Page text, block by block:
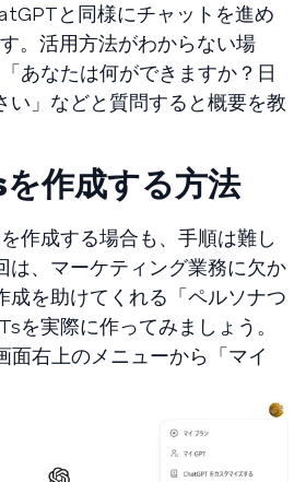
と同様にチャットを進め
。活用方法がわからない場
あなたは何ができますか？日
い」などと質問すると概要を教
作成する方法
作成する場合も、手順は難し
は、マーケティング業務に欠か
成を助けてくれる「ペルソナつ
を実際に作ってみましょう。
面右上のメニューから「マイ